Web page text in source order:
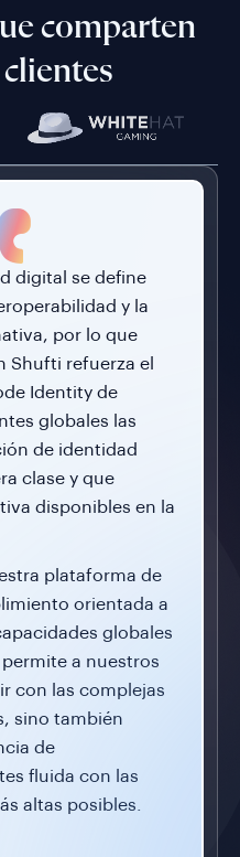
comparten
digital se define
y la
por lo que
Shufti refuerza el
Identity de
globales las
de identidad
clase y que
disponibles en la
plataforma de
orientada a
globales
permite a nuestros
con las complejas
sino también
de
fluida con las
altas posibles.